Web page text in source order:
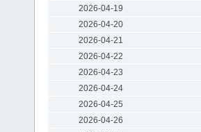
2026-04-19
2026-04-20
2026-04-21
2026-04-22
2026-04-23
2026-04-24
2026-04-25
2026-04-26